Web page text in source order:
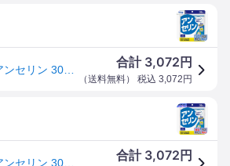
合計 3,072 円
（送料無料） 税込 3,072 円
合計 3,072 円